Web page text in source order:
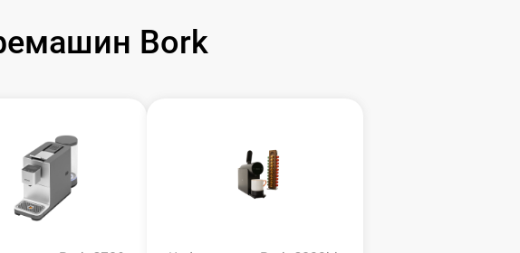
Bork